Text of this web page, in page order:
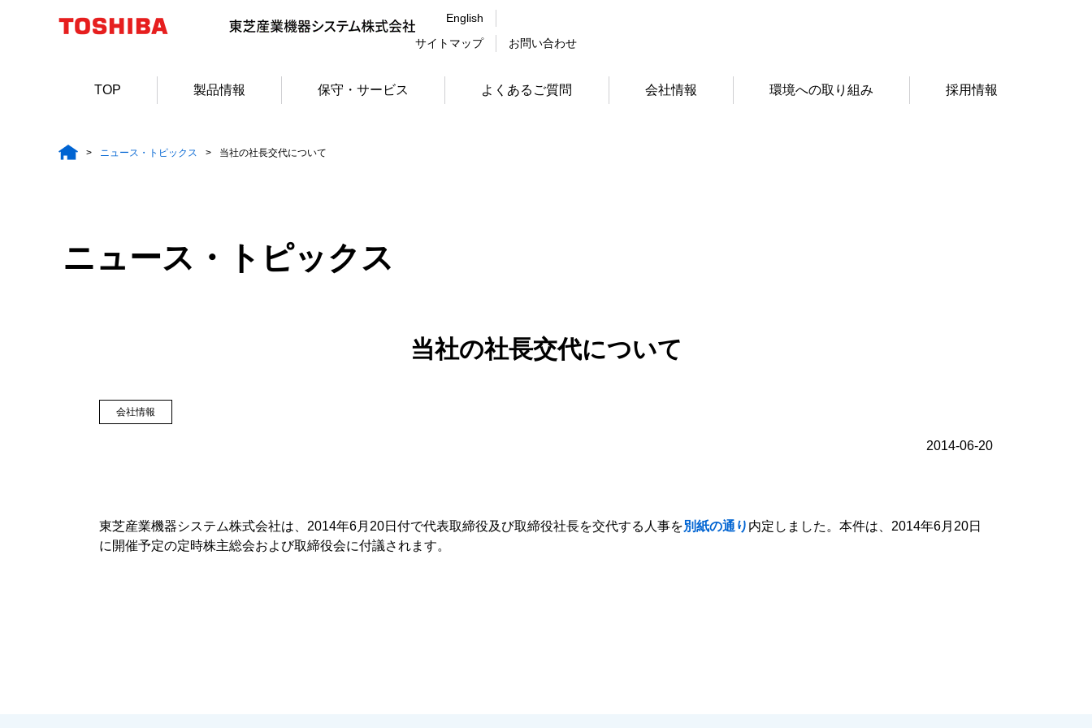
English
サイトマップ
お問い合わせ
TOP 製品情報 保守・サービス よくあるご質問 会社情報 環境への取り組み 採用情報
ニュース・トピックス 当社の社長交代について
ニュース・トピックス
当社の社長交代について
会社情報
2014-06-20
東芝産業機器システム株式会社は、2014年6月20日付で代表取締役及び取締役社長を交代する人事を別紙の通り 内定しました。本件は、2014年6月20日
に開催予定の定時株主総会および取締役会に付議されます。